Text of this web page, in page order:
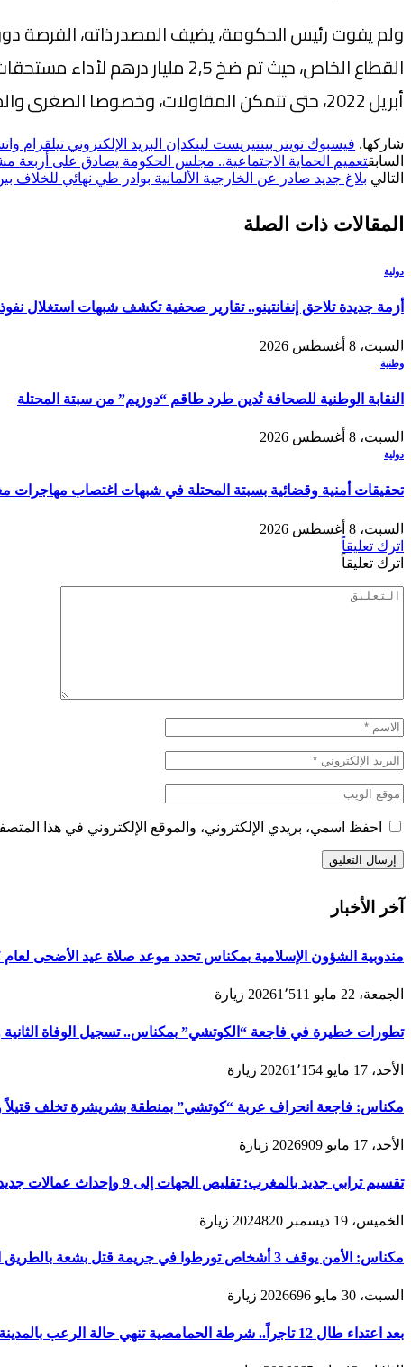
ولم يفوت رئيس الحكومة، يضيف المصدر ذاته، الفرصة
أبريل 2022، حتى تتمكن المقاولات، وخصوصا الصغرى والمتوسطة منها، من التوفر على سيولة مهمة، من أجل إنعاشها في ظروف الأزمة وتعزيز استثماراتها ونموها.
شاركها. فيسبوك تويتر بينتيريست لينكدإن البريد الإلكتروني تيلقرام
السابقتعميم الحماية الاجتماعية.. مجلس الحكومة يصادق على أربعة
التالي بلاغ جديد صادر عن الخارجية الألمانية بوادر طي نهائي للخلاف
المقالات ذات الصلة
دولية
أزمة جديدة تلاحق إنفانتينو.. تقارير صحفية تكشف شبهات استغلال نفوذ
السبت، 8 أغسطس 2026
وطنية
النقابة الوطنية للصحافة تُدين طرد طاقم “دوزيم” من سبتة المحتلة
السبت، 8 أغسطس 2026
دولية
تحقيقات أمنية وقضائية بسبتة المحتلة في شبهات اغتصاب مهاجرات
السبت، 8 أغسطس 2026
اترك تعليقاً
اترك تعليقاً
احفظ اسمي، بريدي الإلكتروني، والموقع الإلكتروني في هذا
آخر الأخبار
مندوبية الشؤون الإسلامية بمكناس تحدد موعد صلاة عيد الأضحى لعام 1447هـ/2026م ولائحة المصليات والمساجد الجامعة
الجمعة، 22 مايو 2026 1٬511 زيارة
تطورات خطيرة في فاجعة “الكوتشي” بمكناس.. تسجيل الوفاة الثانية
الأحد، 17 مايو 2026 1٬154 زيارة
مكناس: فاجعة انحراف عربة “كوتشي” بمنطقة بشريشرة تخلف قتيلاً
الأحد، 17 مايو 2026 909 زيارة
تقسيم ترابي جديد بالمغرب: تقليص الجهات إلى 9 وإحداث عمالات جديدة لتعزيز الحكامة والتنمية
الخميس، 19 ديسمبر 2024 820 زيارة
مكناس: الأمن يوقف 3 أشخاص تورطوا في جريمة قتل بشعة بالطريق المؤدية لمدينة زرهون
السبت، 30 مايو 2026 696 زيارة
بعد اعتداء طال 12 تاجراً.. شرطة الحمامصية تنهي حالة الرعب بالمدينة القديمة لمكناس